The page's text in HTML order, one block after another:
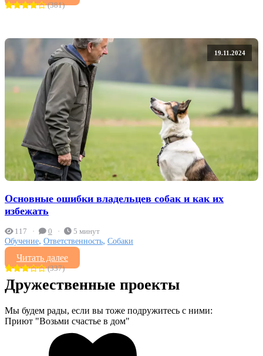
(381)
19.11.2024
Основные ошибки владельцев собак и как их
избежать
117 0 5 минут
Обучение, Ответственность, Собаки
Читать далее
(337)
Дружественные проекты
Мы будем рады, если вы тоже подружитесь с ними:
Приют "Возьми счастье в дом"